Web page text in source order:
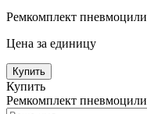
Ремкомплект
Цена за единицу
Купить
Купить
Ремкомплект